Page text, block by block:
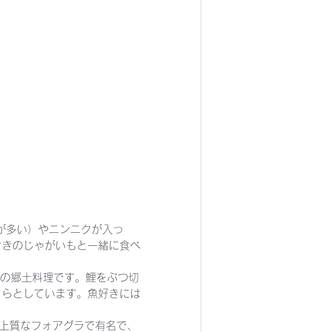
多い）やニンニクが入っ
のじゃがいもと一緒に食べ
郷土料理です。鯉をぶつ切
としています。魚好きには
質なフォアグラで有名で、